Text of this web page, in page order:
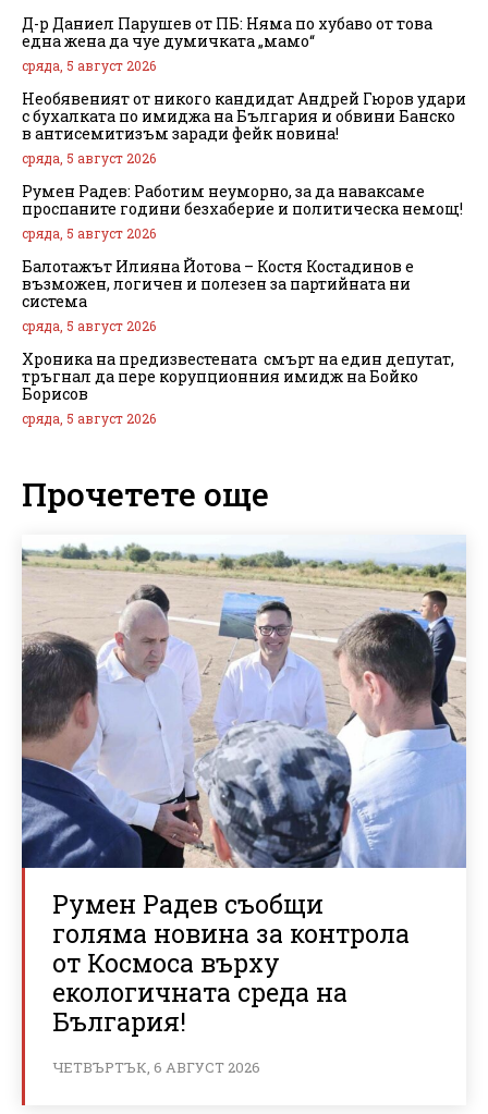
Д-р Даниел Парушев от ПБ: Няма по хубаво от това
една жена да чуе думичката „мамо“
сряда, 5 август 2026
Необявеният от никого кандидат Андрей Гюров удари
с бухалката по имиджа на България и обвини Банско
в антисемитизъм заради фейк новина!
сряда, 5 август 2026
Румен Радев: Работим неуморно, за да наваксаме
проспаните години безхаберие и политическа немощ!
сряда, 5 август 2026
Балотажът Илияна Йотова – Костя Костадинов е
възможен, логичен и полезен за партийната ни
система
сряда, 5 август 2026
Хроника на предизвестената смърт на един депутат,
тръгнал да пере корупционния имидж на Бойко
Борисов
сряда, 5 август 2026
Прочетете още
Румен Радев съобщи
голяма новина за контрола
от Космоса върху
екологичната среда на
България!
ЧЕТВЪРТЪК, 6 АВГУСТ 2026